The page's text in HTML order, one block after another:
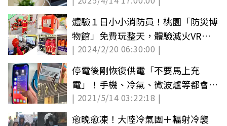
體驗１日小小消防員！桃園「防災博
物館」免費玩整天，體驗滅火VR、
解謎闖關
| 2024/2/20 06:30:00 |
停電後剛恢復供電「不要馬上充
電」！手機、冷氣、微波爐等都會影
響使用壽命
| 2021/5/14 03:22:18 |
愈晚愈凍！大陸冷氣團＋輻射冷襲